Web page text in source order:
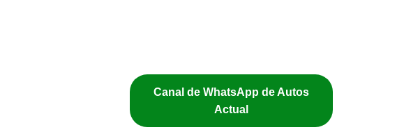
Canal de WhatsApp de Autos
Actual